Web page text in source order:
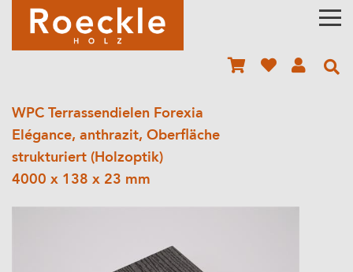
WPC Terrassendielen Forexia
Elégance, anthrazit, Oberfläche
strukturiert (Holzoptik)
4000 x 138 x 23 mm